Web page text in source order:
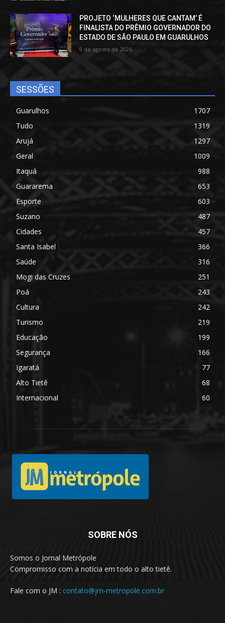
PROJETO ‘MULHERES QUE CANTAM’ É
FINALISTA DO PRÊMIO GOVERNADOR DO
ESTADO DE SÃO PAULO EM GUARULHOS
9 de agosto de 2026
SESSÕES
Guarulhos
1707
Tudo
1319
Arujá
1297
Geral
1009
Itaquá
988
Guararema
653
Esporte
603
Suzano
487
Cidades
457
Santa Isabel
366
Saúde
316
Mogi das Cruzes
251
Poá
243
Cultura
242
Turismo
219
Educação
199
Segurança
166
Igaratá
77
Alto Tietê
68
Internacional
60
SOBRE NÓS
Somos o Jornal Metrópole
Compromisso com a notícia em todo o alto tietê.
Fale com o JM : contato@jm-metropole.com.br